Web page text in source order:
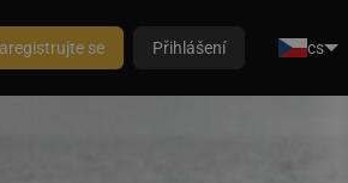
Zaregistrujte se Přihlášení cs